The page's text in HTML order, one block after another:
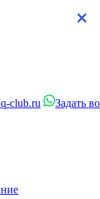
club.ru Задать
×
×
×
×